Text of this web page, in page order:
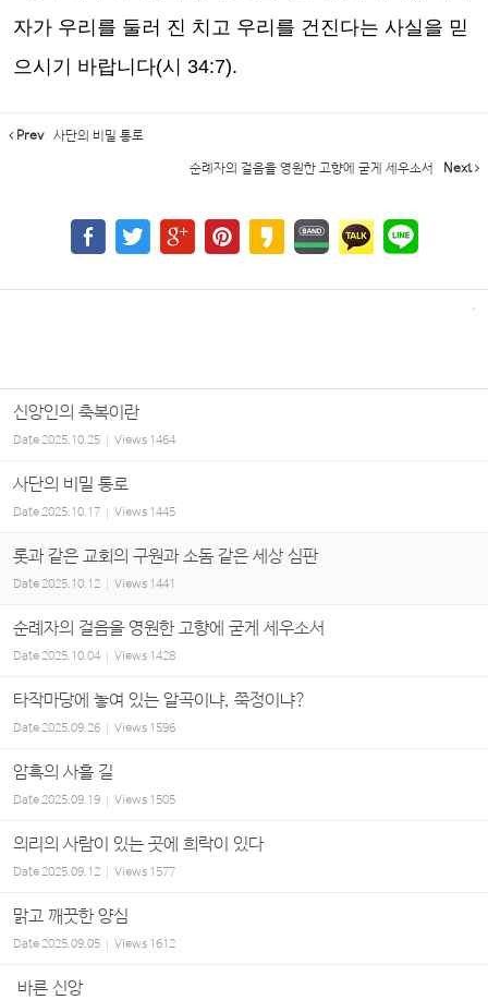
자가 우리를 둘러 진 치고 우리를 건진다는 사실을 믿
으시기 바랍니다(시 34:7).
Prev 사단의 비밀 통로
순례자의 걸음을 영원한 고향에 굳게 세우소서 Next
신앙인의 축복이란
Date2025.10.25 Views 1464
사단의 비밀 통로
Date2025.10.17 Views 1445
롯과 같은 교회의 구원과 소돔 같은 세상 심판
Date 2025.10.12 Views 1441
순례자의 걸음을 영원한 고향에 굳게 세우소서
Date2025.10.04 Views 1428
타작마당에 놓여 있는 알곡이냐, 쭉정이냐?
Date2025.09.26 Views 1596
암흑의 사흘 길
Date2025.09.19 Views 1505
의리의 사람이 있는 곳에 희락이 있다
Date2025.09.12 Views 1577
맑고 깨끗한 양심
Date2025.09.05 Views 1612
바른 신앙